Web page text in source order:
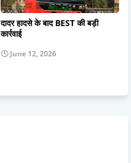
दादर हादसे के बाद BEST की बड़ी
कार्रवाई
June 12, 2026